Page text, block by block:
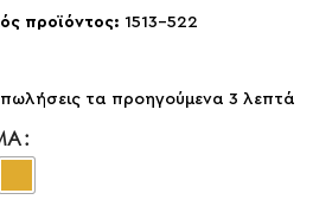
προϊόντος: 1513-522
πωλήσεις τα προηγούμενα 3 λεπτά